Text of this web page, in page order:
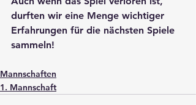
durften wir eine Menge wichtiger
Erfahrungen für die nächsten Spiele
sammeln!
Mannschaften
1. Mannschaft